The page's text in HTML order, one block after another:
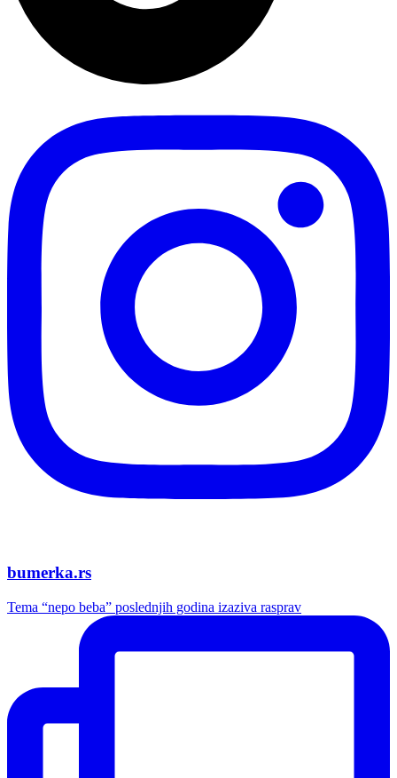
bumerka.rs
Tema “nepo beba” poslednjih godina izaziva rasprav